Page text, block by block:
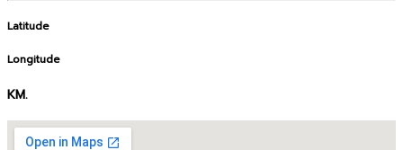
Latitude
Longitude
KM.